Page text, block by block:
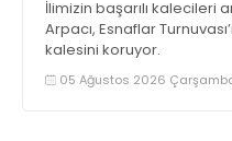
İlimizin başarılı kalecileri
Arpacı, Esnaflar
kalesini koruyor.
05 Ağustos 2026